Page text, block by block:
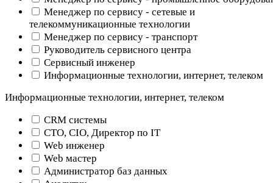
Менеджер по сервису - сетевые и
телекоммуникационные технологии
Менеджер по сервису - транспорт
Руководитель сервисного центра
Сервисный инженер
Информационные технологии, интернет, телеком
Информационные технологии, интернет, телеком
CRM системы
CTO, CIO, Директор по IT
Web инженер
Web мастер
Администратор баз данных